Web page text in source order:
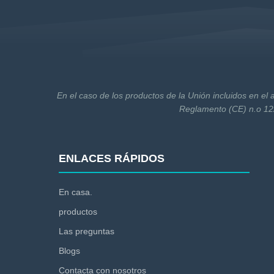
En el caso de los productos de la Unión incluidos en
Reglamento (CE) n.o
ENLACES RÁPIDOS
En casa.
productos
Las preguntas
Blogs
Contacta con nosotros